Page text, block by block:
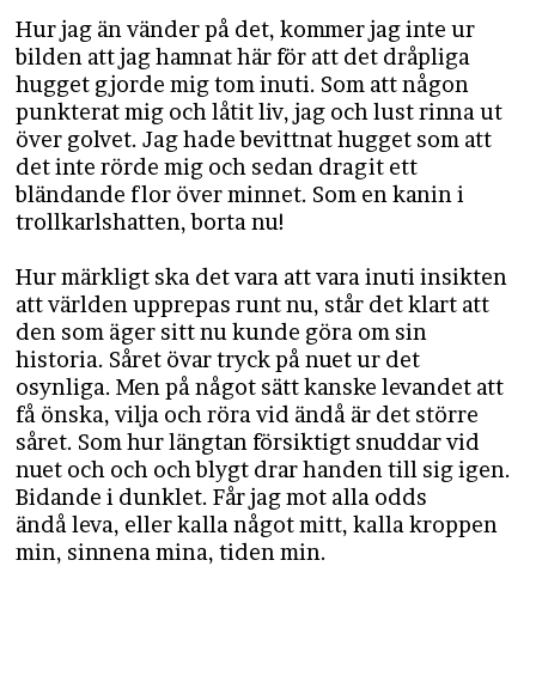
Hur jag än vänder på det, kommer jag inte ur
bilden att jag hamnat här för att det dråpliga
hugget gjorde mig tom inuti. Som att någon
punkterat mig och låtit liv, jag och lust rinna ut
över golvet. Jag hade bevittnat hugget som att
det inte rörde mig och sedan dragit ett
bländande flor över minnet. Som en kanin i
trollkarlshatten, borta nu!​
Hur märkligt ska det vara att vara inuti insikten
att världen upprepas runt nu, står det klart att
den som äger sitt nu kunde göra om sin
historia. Såret övar tryck på nuet ur det
osynliga. Men på något sätt kanske levandet att
få önska, vilja och röra vid ändå är det större
såret. Som hur längtan försiktigt snuddar vid
nuet och och och blygt drar handen till sig igen.
Bidande i dunklet. Får jag mot alla odds
ändå leva, eller kalla något mitt, kalla kroppen
min, sinnena mina, tiden min.